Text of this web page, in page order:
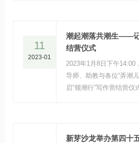
区域与国别研究院副院
11
2023-01
潮起潮落共潮生——
结营仪式
2023年1月8日下午14:00
导师、助教与各位“弄潮
启“领潮行”写作营结营仪
行结营发言。“潮起时弄
新芽沙龙举办第四十